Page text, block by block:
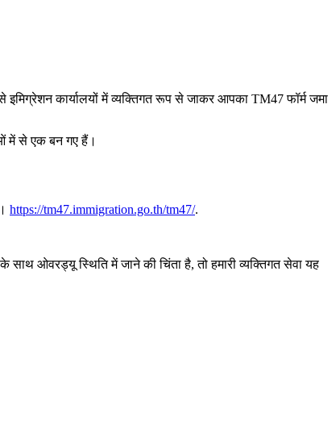
इमिग्रेशन कार्यालयों में व्यक्तिगत रूप से जाकर आपका TM47 फॉर्म जमा
में से एक बन गए हैं।
https://tm47.immigration.go.th/tm47/.
ओवरड्यू स्थिति में जाने की चिंता है, तो हमारी व्यक्तिगत सेवा यह